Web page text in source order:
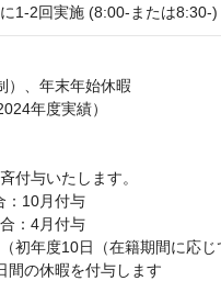
1-2回実施 (8:00-または8:30-)
）、年末年始休暇
年度実績）
付与いたします。
10月付与
：4月付与
初年度10日（在籍期間に応じ
間の休暇を付与します